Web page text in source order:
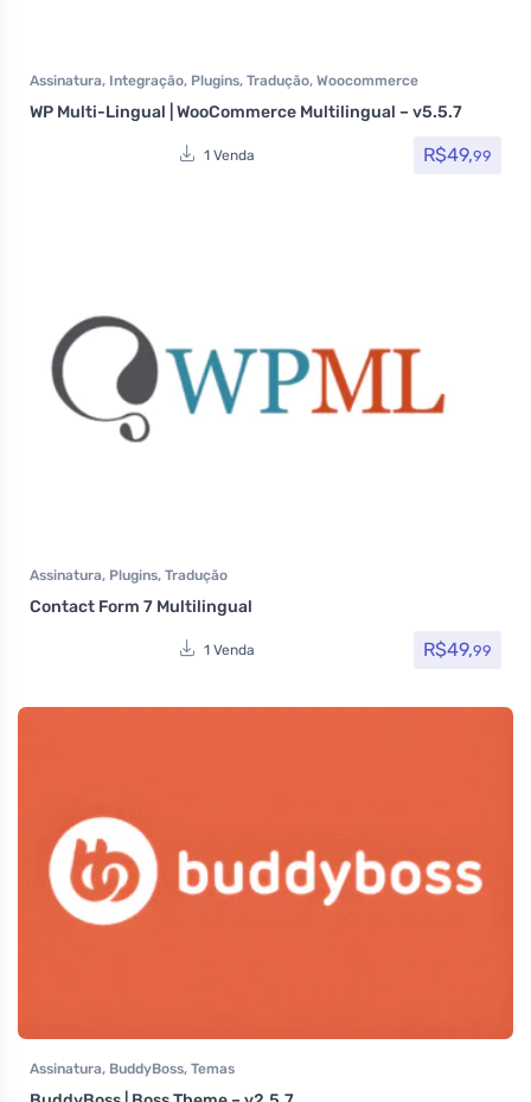
Assinatura, Integração, Plugins, Tradução, Woocommerce
WP Multi-Lingual | WooCommerce Multilingual – v5.5.7
1 Venda R$49,99
Assinatura, Plugins, Tradução
Contact Form 7 Multilingual
1 Venda R$49,99
Assinatura, BuddyBoss, Temas